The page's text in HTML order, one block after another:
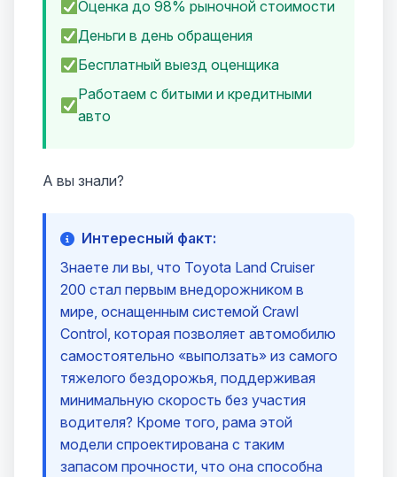
Оценка до 98% рыночной стоимости
Деньги в день обращения
Бесплатный выезд оценщика
Работаем с битыми и кредитными
авто
А вы знали?
Интересный факт:
Знаете ли вы, что Toyota Land Cruiser
200 стал первым внедорожником в
мире, оснащенным системой Crawl
Control, которая позволяет автомобилю
самостоятельно «выползать» из самого
тяжелого бездорожья, поддерживая
минимальную скорость без участия
водителя? Кроме того, рама этой
модели спроектирована с таким
запасом прочности, что она способна